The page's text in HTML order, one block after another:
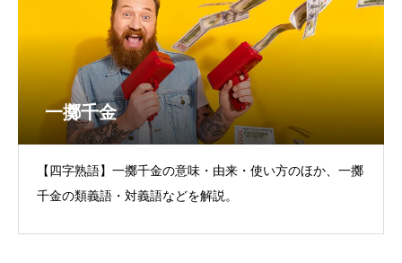
一擲千金
【四字熟語】一擲千金の意味・由来・使い方のほか、一擲
千金の類義語・対義語などを解説。